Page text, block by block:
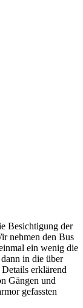
Besichtigung der
nehmen den Bus
ein wenig die
in die über
erklärend
Gängen und
gefassten